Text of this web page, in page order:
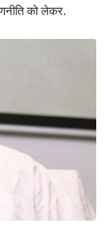
को लेकर.